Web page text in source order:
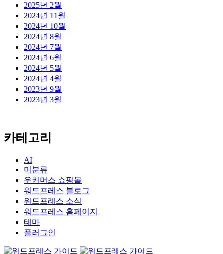
2025년 2월
2024년 11월
2024년 10월
2024년 8월
2024년 7월
2024년 6월
2024년 5월
2024년 4월
2023년 9월
2023년 3월
카테고리
AI
미분류
우커머스 쇼핑몰
워드프레스 블로그
워드프레스 소식
워드프레스 홈페이지
테마
플러그인